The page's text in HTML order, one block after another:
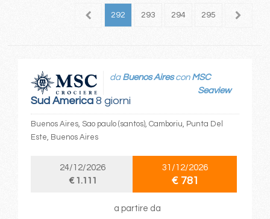
291 292 293 294 295 296
Sud America8 giorni
da Buenos Airescon MSC
Seaview
Buenos Aires, Sao paulo (santos), Camboriu, Punta Del
Este, Buenos Aires
24/12/2026
€ 1.111
31/12/2026
€ 781
a partire da